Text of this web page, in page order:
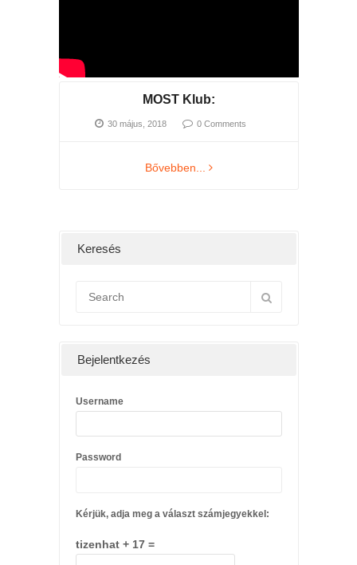
MOST Klub:
30 május, 2018 0 Comments
Bővebben...
Keresés
Bejelentkezés
Username
Password
Kérjük, adja meg a választ számjegyekkel:
tizenhat + 17 =